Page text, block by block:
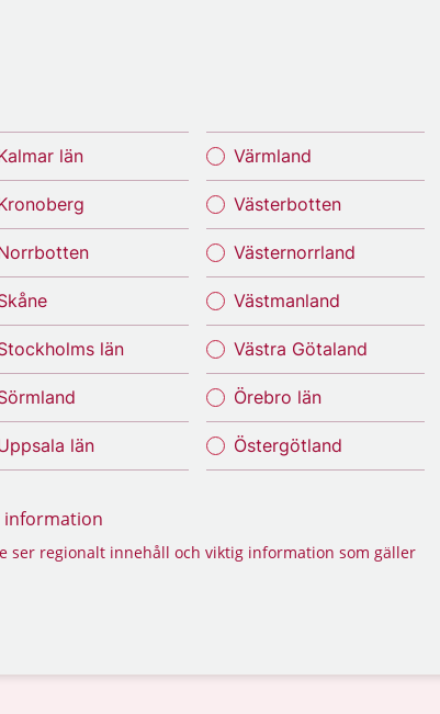
län
län
län
Värmland
Västerbotten
Västernorrland
Västmanland
Västra Götaland
Örebro län
Östergötland
information
ser regionalt innehåll och viktig information som gäller